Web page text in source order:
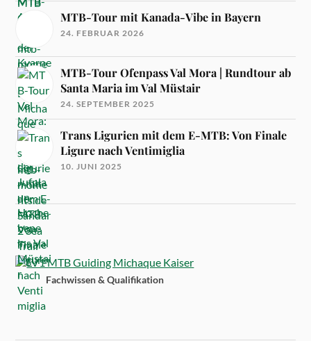
MTB-Tour mit Kanada-Vibe in Bayern
24. FEBRUAR 2026
MTB-Tour Ofenpass Val Mora | Rundtour ab
Santa Maria im Val Müstair
24. SEPTEMBER 2025
Trans Ligurien mit dem E-MTB: Von Finale
Ligure nach Ventimiglia
10. JUNI 2025
Fachwissen & Qualifikation